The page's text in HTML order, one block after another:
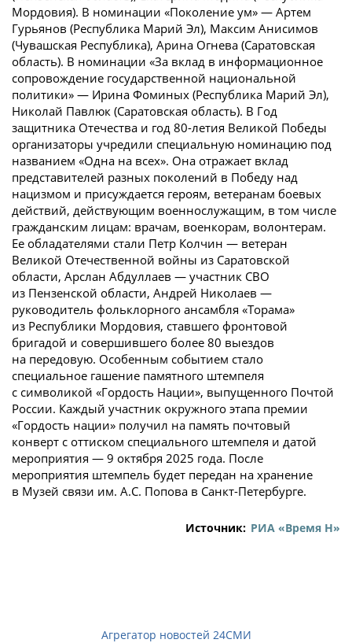
Мордовия). В номинации «Поколение ум» — Артем
Гурьянов (Республика Марий Эл), Максим Анисимов
(Чувашская Республика), Арина Огнева (Саратовская
область). В номинации «За вклад в информационное
сопровождение государственной национальной
политики» — Ирина Фоминых (Республика Марий Эл),
Николай Павлюк (Саратовская область). В Год
защитника Отечества и год 80-летия Великой Победы
организаторы учредили специальную номинацию под
названием «Одна на всех». Она отражает вклад
представителей разных поколений в Победу над
нацизмом и присуждается героям, ветеранам боевых
действий, действующим военнослужащим, в том числе
гражданским лицам: врачам, военкорам, волонтерам.
Ее обладателями стали Петр Колчин — ветеран
Великой Отечественной войны из Саратовской
области, Арслан Абдуллаев — участник СВО
из Пензенской области, Андрей Николаев —
руководитель фольклорного ансамбля «Торама»
из Республики Мордовия, ставшего фронтовой
бригадой и совершившего более 80 выездов
на передовую. Особенным событием стало
специальное гашение памятного штемпеля
с символикой «Гордость Нации», выпущенного Почтой
России. Каждый участник окружного этапа премии
«Гордость нации» получил на память почтовый
конверт с оттиском специального штемпеля и датой
мероприятия — 9 октября 2025 года. После
мероприятия штемпель будет передан на хранение
в Музей связи им. А.С. Попова в Санкт-Петербурге.
Источник: РИА «Время Н»
Агрегатор новостей 24СМИ